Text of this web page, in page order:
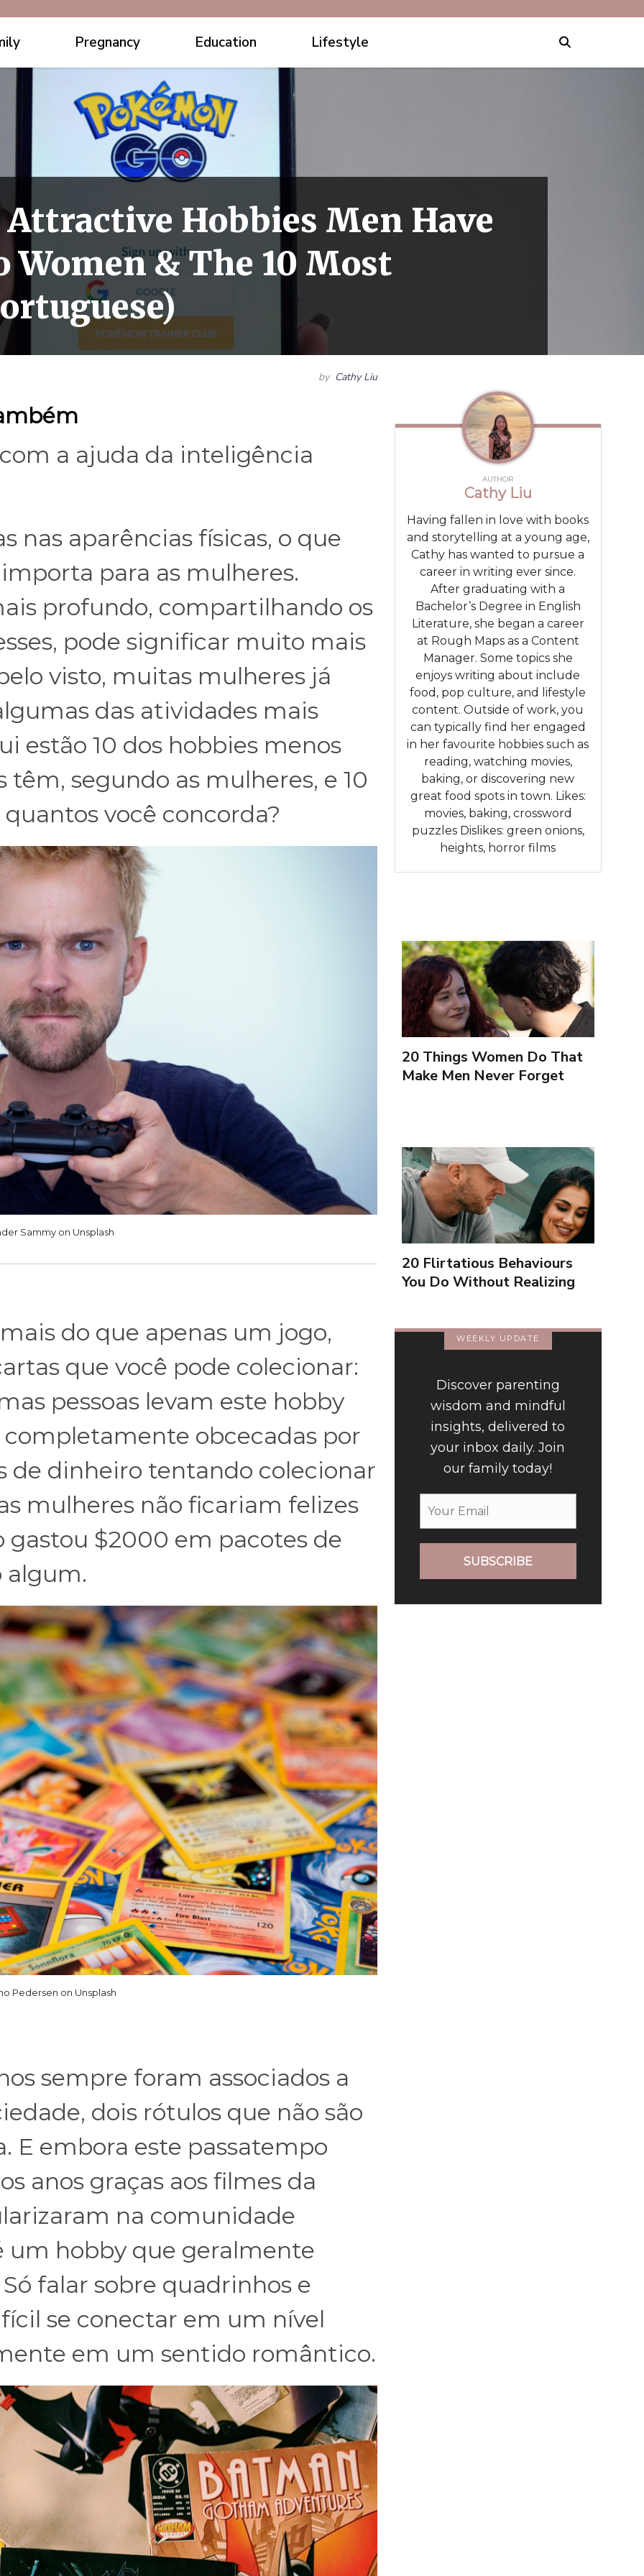
Pregnancy Education Lifestyle
Attractive Hobbies Men Have
Women & The 10 Most
by Cathy Liu
a ajuda da inteligência
nas aparências físicas, o que
para as mulheres.
profundo, compartilhando os
pode significar muito mais
visto, muitas mulheres já
das atividades mais
estão 10 dos hobbies menos
segundo as mulheres, e 10
você concorda?
Sammy on Unsplash
do que apenas um jogo,
que você pode colecionar:
pessoas levam este hobby
obcecadas por
de dinheiro tentando colecionar
mulheres não ficariam felizes
gastou $2000 em pacotes de
algum.
Pedersen on Unsplash
sempre foram associados a
dois rótulos que não são
E embora este passatempo
anos graças aos filmes da
na comunidade
um hobby que geralmente
falar sobre quadrinhos e
se conectar em um nível
em um sentido romântico.
AUTHOR
Cathy Liu
Having fallen in love with books
and storytelling at a young age,
Cathy has wanted to pursue a
career in writing ever since.
After graduating with a
Bachelor’s Degree in English
Literature, she began a career
at Rough Maps as a Content
Manager. Some topics she
enjoys writing about include
food, pop culture, and lifestyle
content. Outside of work, you
can typically find her engaged
in her favourite hobbies such as
reading, watching movies,
baking, or discovering new
great food spots in town. Likes:
movies, baking, crossword
puzzles Dislikes: green onions,
heights, horror films
20 Things Women Do That
Make Men Never Forget
20 Flirtatious Behaviours
You Do Without Realizing
WEEKLY UPDATE
Discover parenting
wisdom and mindful
insights, delivered to
your inbox daily. Join
our family today!
SUBSCRIBE